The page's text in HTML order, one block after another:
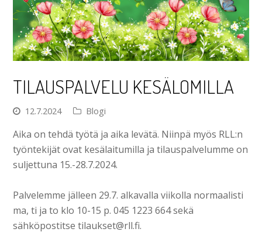
TILAUSPALVELU KESÄLOMILLA
12.7.2024 Blogi
Aika on tehdä työtä ja aika levätä. Niinpä myös RLL:n
työntekijät ovat kesälaitumilla ja tilauspalvelumme on
suljettuna 15.-28.7.2024.
Palvelemme jälleen 29.7. alkavalla viikolla normaalisti
ma, ti ja to klo 10-15 p. 045 1223 664 sekä
sähköpostitse tilaukset@rll.fi.